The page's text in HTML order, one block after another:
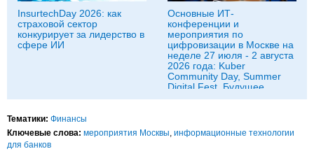
InsurtechDay 2026: как
страховой сектор
конкурирует за лидерство в
сфере ИИ
Основные ИТ-
конференции и
мероприятия по
цифровизации в Москве на
неделе 27 июля - 2 августа
2026 года: Kuber
Community Day, Summer
Digital Fest, Будущее
исследований в
Тематики: Финансы
Ключевые слова: мероприятия Москвы информационные технологии
для банков